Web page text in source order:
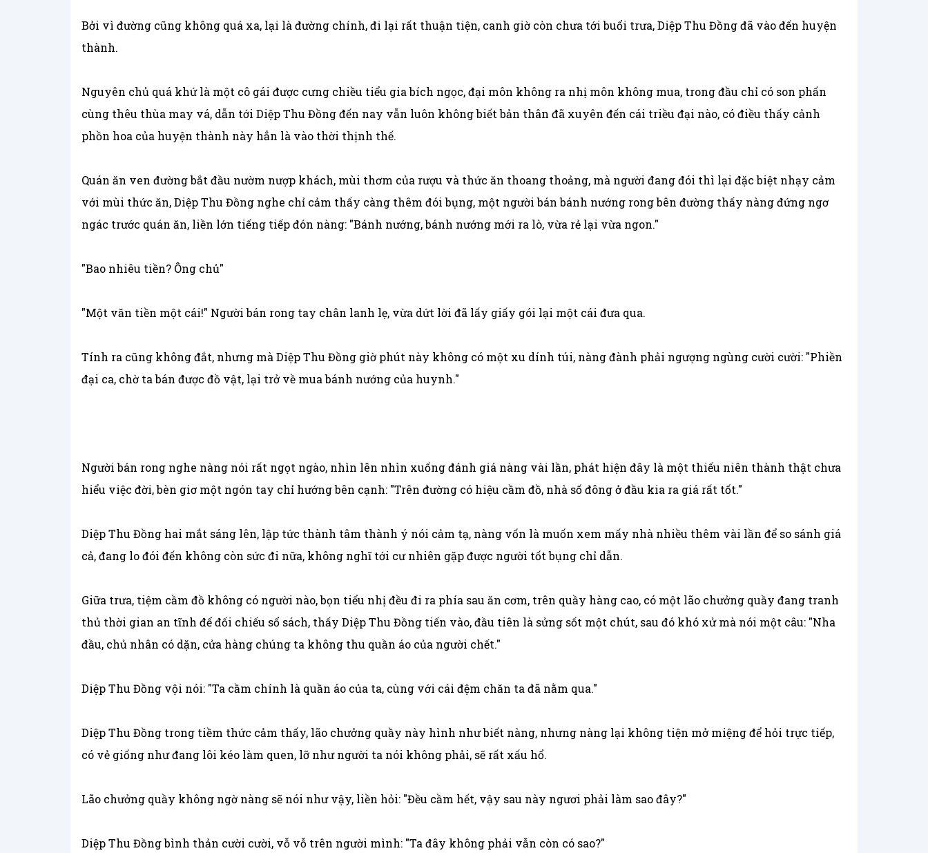
Bởi vì đường cũng không quá xa, lại là đường chính, đi lại rất thuận tiện, canh giờ còn chưa tới buổi trưa, Diệp Thu Đồng đã vào đến huyện
thành.
Nguyên chủ quá khứ là một cô gái được cưng chiều tiểu gia bích ngọc, đại môn không ra nhị môn không mua, trong đầu chỉ có son phấn
cùng thêu thùa may vá, dẫn tới Diệp Thu Đồng đến nay vẫn luôn không biết bản thân đã xuyên đến cái triều đại nào, có điều thấy cảnh
phồn hoa của huyện thành này hẳn là vào thời thịnh thế.
Quán ăn ven đường bắt đầu nườm nượp khách, mùi thơm của rượu và thức ăn thoang thoảng, mà người đang đói thì lại đặc biệt nhạy cảm
với mùi thức ăn, Diệp Thu Đồng nghe chỉ cảm thấy càng thêm đói bụng, một người bán bánh nướng rong bên đường thấy nàng đứng ngơ
ngác trước quán ăn, liền lớn tiếng tiếp đón nàng: "Bánh nướng, bánh nướng mới ra lò, vừa rẻ lại vừa ngon."
"Bao nhiêu tiền? Ông chủ"
"Một văn tiền một cái!" Người bán rong tay chân lanh lẹ, vừa dứt lời đã lấy giấy gói lại một cái đưa qua.
Tính ra cũng không đắt, nhưng mà Diệp Thu Đồng giờ phút này không có một xu dính túi, nàng đành phải ngượng ngùng cười cười: "Phiền
đại ca, chờ ta bán được đồ vật, lại trở về mua bánh nướng của huynh."
Người bán rong nghe nàng nói rất ngọt ngào, nhìn lên nhìn xuống đánh giá nàng vài lần, phát hiện đây là một thiếu niên thành thật chưa
hiểu việc đời, bèn giơ một ngón tay chỉ hướng bên cạnh: "Trên đường có hiệu cầm đồ, nhà số đông ở đầu kia ra giá rất tốt."
Diệp Thu Đồng hai mắt sáng lên, lập tức thành tâm thành ý nói cảm tạ, nàng vốn là muốn xem mấy nhà nhiều thêm vài lần để so sánh giá
cả, đang lo đói đến không còn sức đi nữa, không nghĩ tới cư nhiên gặp được người tốt bụng chỉ dẫn.
Giữa trưa, tiệm cầm đồ không có người nào, bọn tiểu nhị đều đi ra phía sau ăn cơm, trên quầy hàng cao, có một lão chưởng quầy đang tranh
thủ thời gian an tĩnh để đối chiếu sổ sách, thấy Diệp Thu Đồng tiến vào, đầu tiên là sửng sốt một chút, sau đó khó xử mà nói một câu: "Nha
đầu, chủ nhân có dặn, cửa hàng chúng ta không thu quần áo của người chết."
Diệp Thu Đồng vội nói: "Ta cầm chính là quần áo của ta, cùng với cái đệm chăn ta đã nằm qua."
Diệp Thu Đồng trong tiềm thức cảm thấy, lão chưởng quầy này hình như biết nàng, nhưng nàng lại không tiện mở miệng để hỏi trực tiếp,
có vẻ giống như đang lôi kéo làm quen, lỡ như người ta nói không phải, sẽ rất xấu hổ.
Lão chưởng quầy không ngờ nàng sẽ nói như vậy, liền hỏi: "Đều cầm hết, vậy sau này ngươi phải làm sao đây?"
Diệp Thu Đồng bình thản cười cười, vỗ vỗ trên người mình: "Ta đây không phải vẫn còn có sao?"